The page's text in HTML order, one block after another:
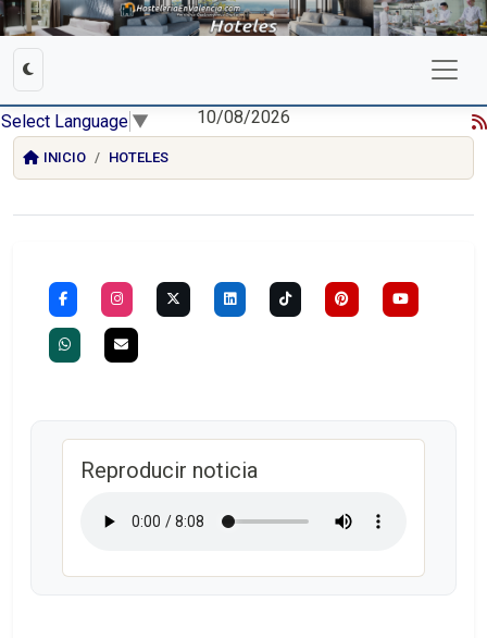
Select Language ▼ 10/08/2026
INICIO HOTELES
Reproducir noticia